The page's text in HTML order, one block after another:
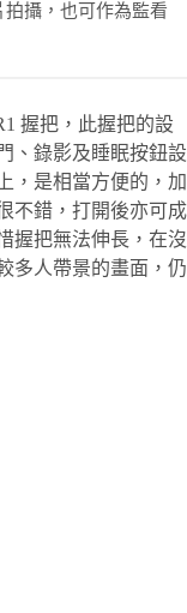
攝，也可作為監看
握把，此握把的設
、錄影及睡眠按鈕設
，是相當方便的，加
不錯，打開後亦可成
握把無法伸長，在沒
多人帶景的畫面，仍